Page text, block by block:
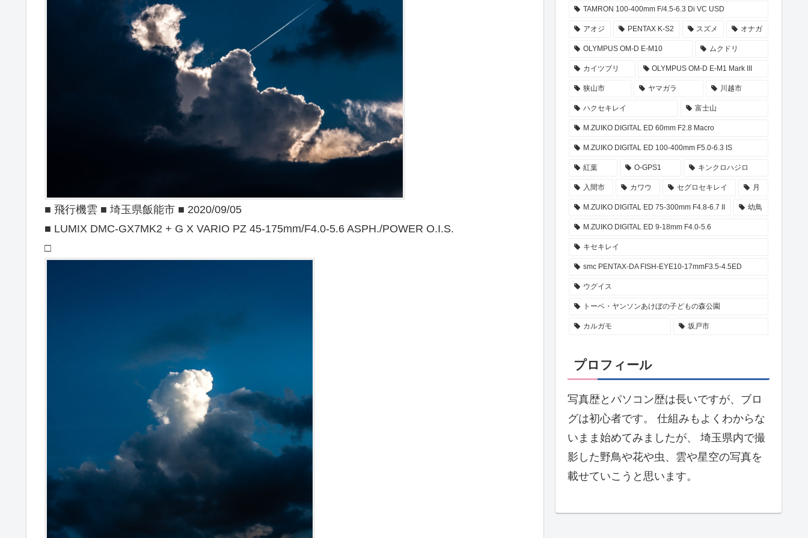
■ 飛行機雲 ■ 埼玉県飯能市 ■ 2020/09/05
■ LUMIX DMC-GX7MK2 + G X VARIO PZ 45-175mm/F4.0-5.6 ASPH./POWER O.I.S.
□
TAMRON 100-400mm F/4.5-6.3 Di VC USD
アオジ PENTAX K-S2 スズメ オナガ
OLYMPUS OM-D E-M10 ムクドリ
カイツブリ OLYMPUS OM-D E-M1 Mark III
狭山市 ヤマガラ 川越市
ハクセキレイ 富士山
M.ZUIKO DIGITAL ED 60mm F2.8 Macro
M.ZUIKO DIGITAL ED 100-400mm F5.0-6.3 IS
紅葉 O-GPS1 キンクロハジロ
入間市 カワウ セグロセキレイ 月
M.ZUIKO DIGITAL ED 75-300mm F4.8-6.7 II 幼鳥
M.ZUIKO DIGITAL ED 9-18mm F4.0-5.6
キセキレイ
smc PENTAX-DA FISH-EYE10-17mmF3.5-4.5ED
ウグイス
トーベ・ヤンソンあけぼの子どもの森公園
カルガモ 坂戸市
プロフィール
写真歴とパソコン歴は長いですが、ブロ
グは初心者です。 仕組みもよくわからな
いまま始めてみましたが、 埼玉県内で撮
影した野鳥や花や虫、雲や星空の写真を
載せていこうと思います。